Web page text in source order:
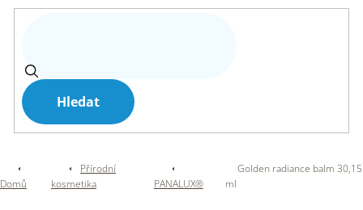
Hledat
Domů
Přírodní
kosmetika
PANALUX®
Golden radiance balm 30,15
ml